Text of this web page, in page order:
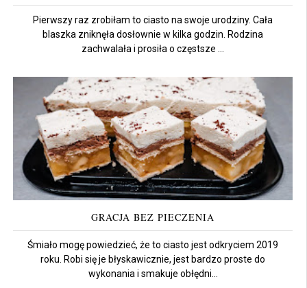
Pierwszy raz zrobiłam to ciasto na swoje urodziny. Cała
blaszka zniknęła dosłownie w kilka godzin. Rodzina
zachwalała i prosiła o częstsze ...
GRACJA BEZ PIECZENIA
Śmiało mogę powiedzieć, że to ciasto jest odkryciem 2019
roku. Robi się je błyskawicznie, jest bardzo proste do
wykonania i smakuje obłędni...